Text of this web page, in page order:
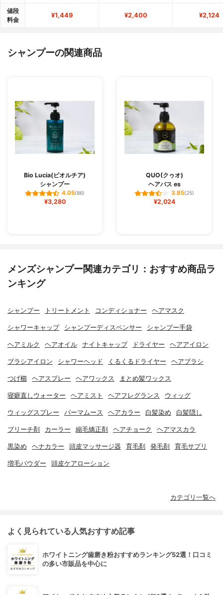
値段
料金
¥1,449 ¥2,400 ¥2,124
シャンプーの関連商品
Bio Lucia(ビオルチア)
シャンプー
4.05(86)
¥3,280
QUO(クゥオ)
ヘアバス es
3.85(25)
¥2,024
メンズシャンプー関連カテゴリ：おすすめ商品ラ
ンキング
シャンプー トリートメント コンディショナー ヘアマスク
シャワーキャップ シャンプーディスペンサー シャンプー手袋
ヘアミルク ヘアオイル ナイトキャップ ドライヤー ヘアアイロン
ブラシアイロン シャワーヘッド くるくるドライヤー ヘアブラシ
つげ櫛 ヘアスプレー ヘアワックス まとめ髪ワックス
寝癖直しウォーター ヘアミスト ヘアフレグランス ウィッグ
ウィッグスプレー パーマムース ヘアカラー 白髪染め 白髪隠し
ブリーチ剤 カーラー 縮毛矯正剤 ヘアチョーク ヘアマスカラ
黒染め ヘナカラー 頭皮マッサージ器 育毛剤 発毛剤 育毛サプリ
増毛パウダー 頭皮ケアローション
カテゴリ一覧へ
よく見られている人気おすすめ記事
ホワイトニング歯磨き粉おすすめランキング52選！口コミ
の多い市販品を中心に